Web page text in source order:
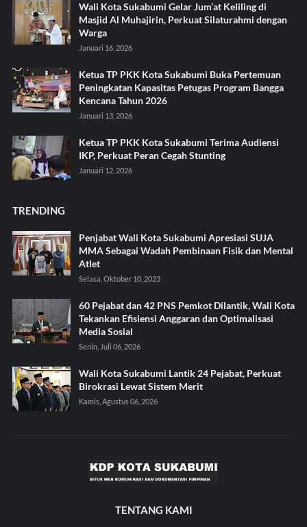
Wali Kota Sukabumi Gelar Jum’at Keliling di
Masjid Al Muhajirin, Perkuat Silaturahmi dengan
Warga
Januari 16, 2026
Ketua TP PKK Kota Sukabumi Buka Pertemuan
Peningkatan Kapasitas Petugas Program Bangga
Kencana Tahun 2026
Januari 13, 2026
Ketua TP PKK Kota Sukabumi Terima Audiensi
IKP, Perkuat Peran Cegah Stunting
Januari 12, 2026
TRENDING
Penjabat Wali Kota Sukabumi Apresiasi SUJA
MMA Sebagai Wadah Pembinaan Fisik dan Mental
Atlet
Selasa, Oktober 10, 2023
60 Pejabat dan 42 PNS Pemkot Dilantik, Wali Kota
Tekankan Efisiensi Anggaran dan Optimalisasi
Media Sosial
Senin, Juli 06, 2026
Wali Kota Sukabumi Lantik 24 Pejabat, Perkuat
Birokrasi Lewat Sistem Merit
Kamis, Agustus 06, 2026
TENTANG KAMI